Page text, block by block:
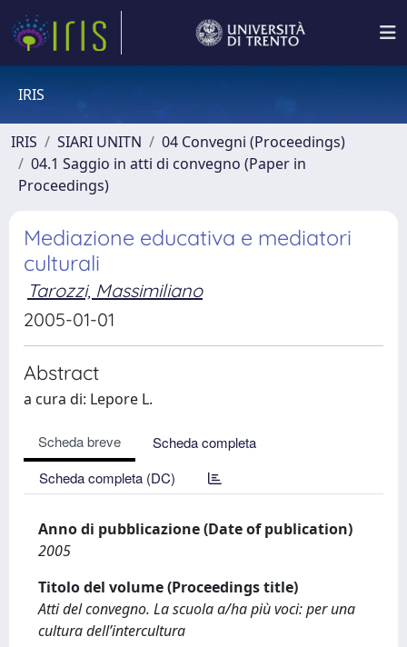
IRIS
IRIS SIARI UNITN
04 Convegni (Proceedings)
04.1 Saggio in atti di convegno (Paper in
Proceedings)
Mediazione educativa e mediatori
culturali
Tarozzi, Massimiliano
2005-01-01
Abstract
a cura di: Lepore L.
Scheda breve
Scheda completa
Scheda completa (DC)
Anno di pubblicazione (Date of publication)
2005
Titolo del volume (Proceedings title)
Atti del convegno. La scuola a/ha più voci: per una
cultura dell’intercultura